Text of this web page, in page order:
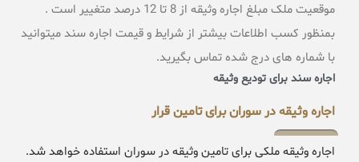
موقعیت ملک مبلغ اجاره وثیقه از 8 تا 12 درصد متغییر است .
بمنظور کسب اطلاعات بیشتر از شرایط و قیمت اجاره سند میتوانید
با شماره های درج شده تماس بگیرید.
اجاره سند برای تودیع وثیقه
اجاره وثیقه در سوران برای تامین قرار
اجاره وثیقه ملکی برای تامین وثیقه در سوران استفاده خواهد شد.